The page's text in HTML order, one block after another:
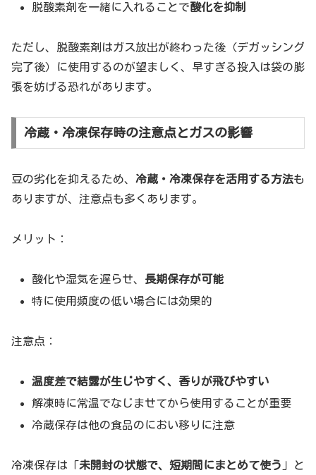
脱酸素剤を一緒に入れることで酸化を抑制
ただし、脱酸素剤はガス放出が終わった後（デガッシング
完了後）に使用するのが望ましく、早すぎる投入は袋の膨
張を妨げる恐れがあります。
冷蔵・冷凍保存時の注意点とガスの影響
豆の劣化を抑えるため、 冷蔵・冷凍保存を活用する方法も
ありますが、注意点も多くあります。
メリット：
酸化や湿気を遅らせ、 長期保存が可能
特に使用頻度の低い場合には効果的
注意点：
温度差で結露が生じやすく、香りが飛びやすい
解凍時に常温でなじませてから使用することが重要
冷蔵保存は他の食品のにおい移りに注意
冷凍保存は「未開封の状態で、短期間にまとめて使う 」と